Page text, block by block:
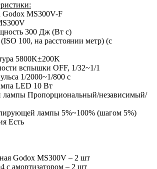
Godox MS300V-F
300 Дж (Вт с)
100, на расстоянии метр) (с
5800K±200K
вспышки OFF, 1/32~1/1
1/2000~1/800 с
LED 10 Вт
Пропорциональный/независимый/
лампы 5%~100% (шагом 5%)
Есть
Godox MS300V – 2 шт
с амортизатором – 2 шт